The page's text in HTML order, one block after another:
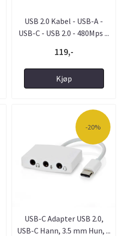
USB 2.0 Kabel - USB-A -
USB-C - USB 2.0 - 480Mps ...
119,-
Kjøp
-20%
USB-C Adapter USB 2.0,
USB-C Hann, 3.5 mm Hun, ...